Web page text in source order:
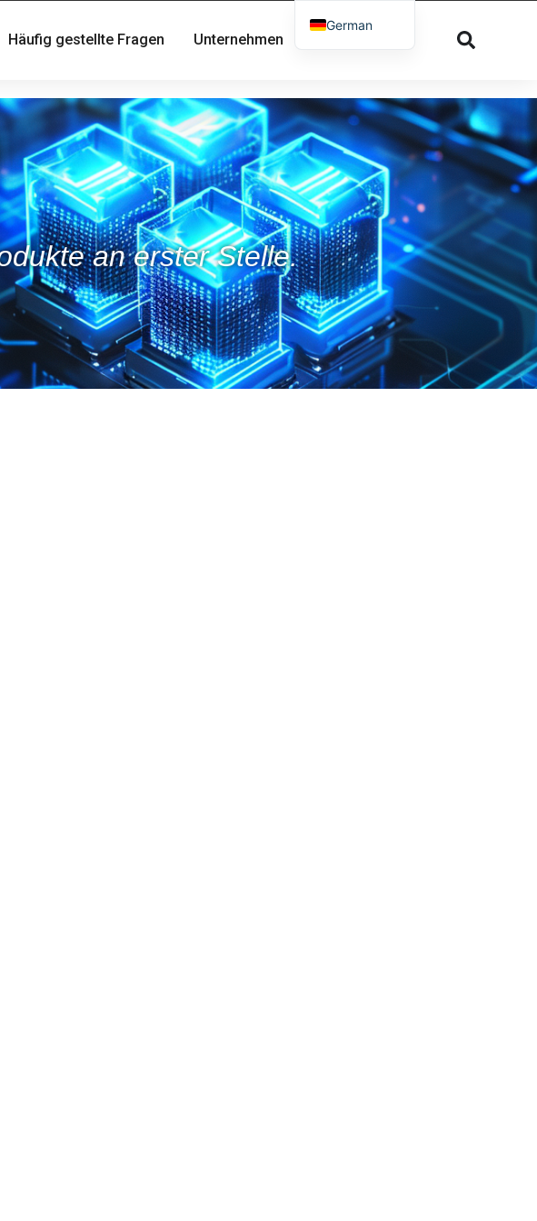
Häufig gestellte Fragen Unternehmen
an erster Stelle.
German
Russian
Spanish
Dutch
Greek
Danish
Norwegian
Arabic
Italian